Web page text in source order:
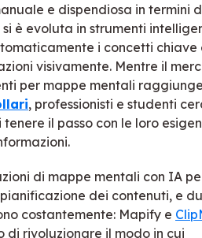
e dispendiosa in termini
è evoluta in strumenti
i concetti chiave
visivamente. Mentre il
per mappe mentali
, professionisti e studenti
il passo con le loro
di mappe mentali con IA
dei contenuti, e
costantemente: Mapify e
di rivoluzionare il modo in cui